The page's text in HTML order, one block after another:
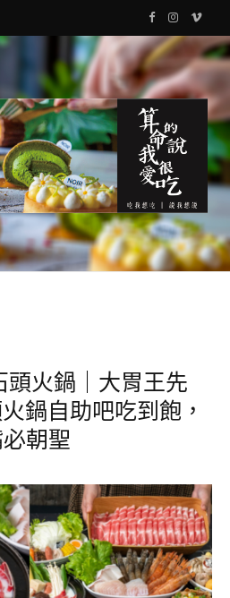
F
a
c
e
b
o
k
I
s
g
r
a
V
i
頭火鍋｜大胃王先
鍋自助吧吃到飽，
朝聖